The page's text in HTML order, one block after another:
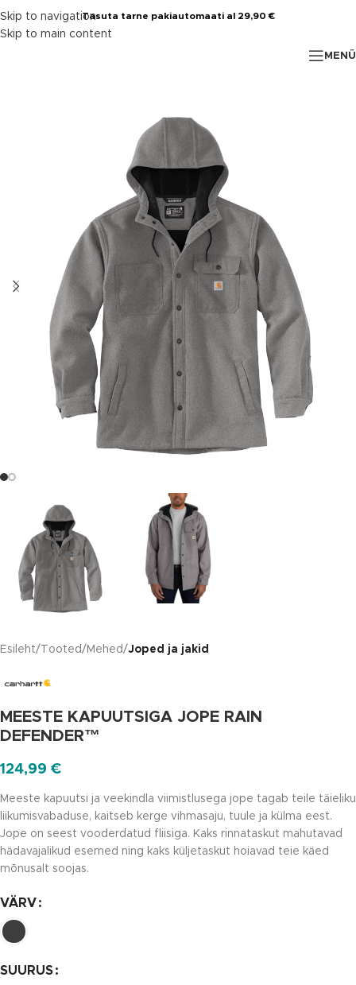
Skip to navigation
Skip to main content
Tasuta tarne pakiautomaati al 29,90 €
Esileht Tooted Mehed Joped ja jakid
MEESTE KAPUUTSIGA JOPE RAIN
DEFENDER™
124,99 €
Meeste kapuutsi ja veekindla viimistlusega jope tagab teile täieliku
liikumisvabaduse, kaitseb kerge vihmasaju, tuule ja külma eest.
Jope on seest vooderdatud fliisiga. Kaks rinnataskut mahutavad
hädavajalikud esemed ning kaks küljetaskut hoiavad teie käed
mõnusalt soojas.
VÄRV
SUURUS